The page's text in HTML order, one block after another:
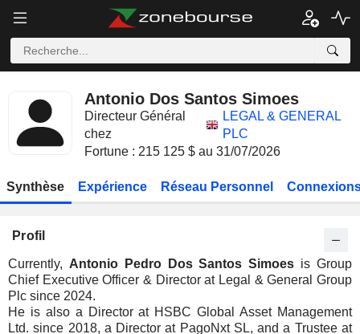
Antonio Dos Santos Simoes
Directeur Général
chez
LEGAL & GENERAL
PLC
Fortune : 215 125 $ au 31/07/2026
Synthèse Expérience Réseau Personnel
Profil
Currently, Antonio Pedro Dos Santos Simoes is Group
Chief Executive Officer & Director at Legal & General Group
Plc since 2024.
He is also a Director at HSBC Global Asset Management
Ltd. since 2018, a Director at PagoNxt SL, and a Trustee at